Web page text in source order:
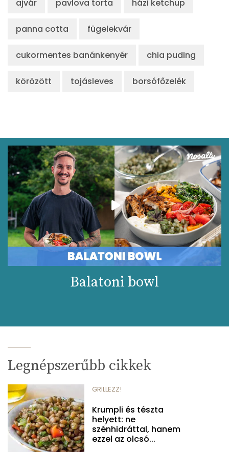
ajvár pavlova torta házi ketchup
panna cotta fügelekvár
cukormentes banánkenyér chia puding
körözött tojásleves borsófőzelék
Balatoni bowl
Legnépszerűbb cikkek
GRILLEZZ!
Krumpli és tészta
helyett: ne
szénhidráttal, hanem
ezzel az olcsó...